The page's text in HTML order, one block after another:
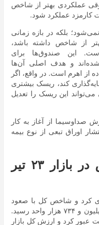
عملکردی بهتر از شاخص
کارمزد عملکرد شود.
بلکه در بازه زمانی
از شاخص داشته باشد،
این صندوق‌ها برای
و هدف اصلی آن‌ها
از اهرم است. در واقع، اگر
کند، ریسک بیشتری
این ریسک را تعدیل
صداوسیما از آغاز به کار
اوراق تبعی از نوع بیمه
وضعیت تابلوی بورس در بازار ۲۳ تیر
کرد و شاخص کل با صعود
بالای ۴۰ هزار واحدی، به سطح ۲ میلیون و ۷۳۴ هزار واحد رسید.
خرد نیز از مرز ۹ همت عبور کرد و ارزش کل بازار